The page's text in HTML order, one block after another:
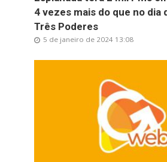
4 vezes mais do que no dia
Três Poderes
5 de janeiro de 2024 13:08